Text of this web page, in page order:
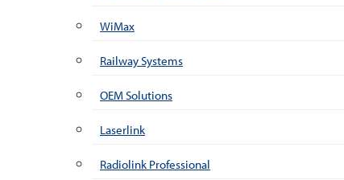
WiMax
Railway Systems
OEM Solutions
Laserlink
Radiolink Professional